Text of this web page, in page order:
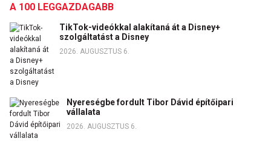
A 100 LEGGAZDAGABB
TikTok-videókkal alakítaná át a Disney+
szolgáltatást a Disney
2026. AUGUSZTUS 6.
Nyereségbe fordult Tibor Dávid építőipari
vállalata
2026. AUGUSZTUS 6.